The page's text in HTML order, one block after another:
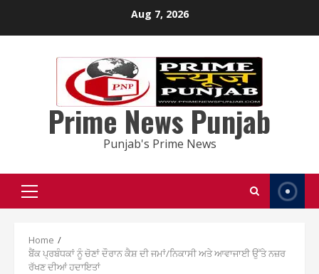
Aug 7, 2026
Prime News Punjab
Punjab's Prime News
Primary
Menu
Home
ਬੈਂਕ ਪ੍ਰਬੰਧਕਾਂ ਨੂੰ ਚੋਣਾਂ ਦੌਰਾਨ ਕੈਸ਼ ਦੀ ਜਮਾਂ/ਨਿਕਾਸੀ ਅਤੇ ਆਵਾਜਾਈ ਉੱਤੇ ਨਜ਼ਰ
ਰੱਖਣ ਦੀਆਂ ਹਦਾਇਤਾਂ